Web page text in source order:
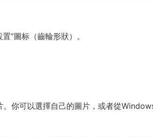
”圖标（齒輪形狀）。
。你可以選擇自己的圖片，或者從